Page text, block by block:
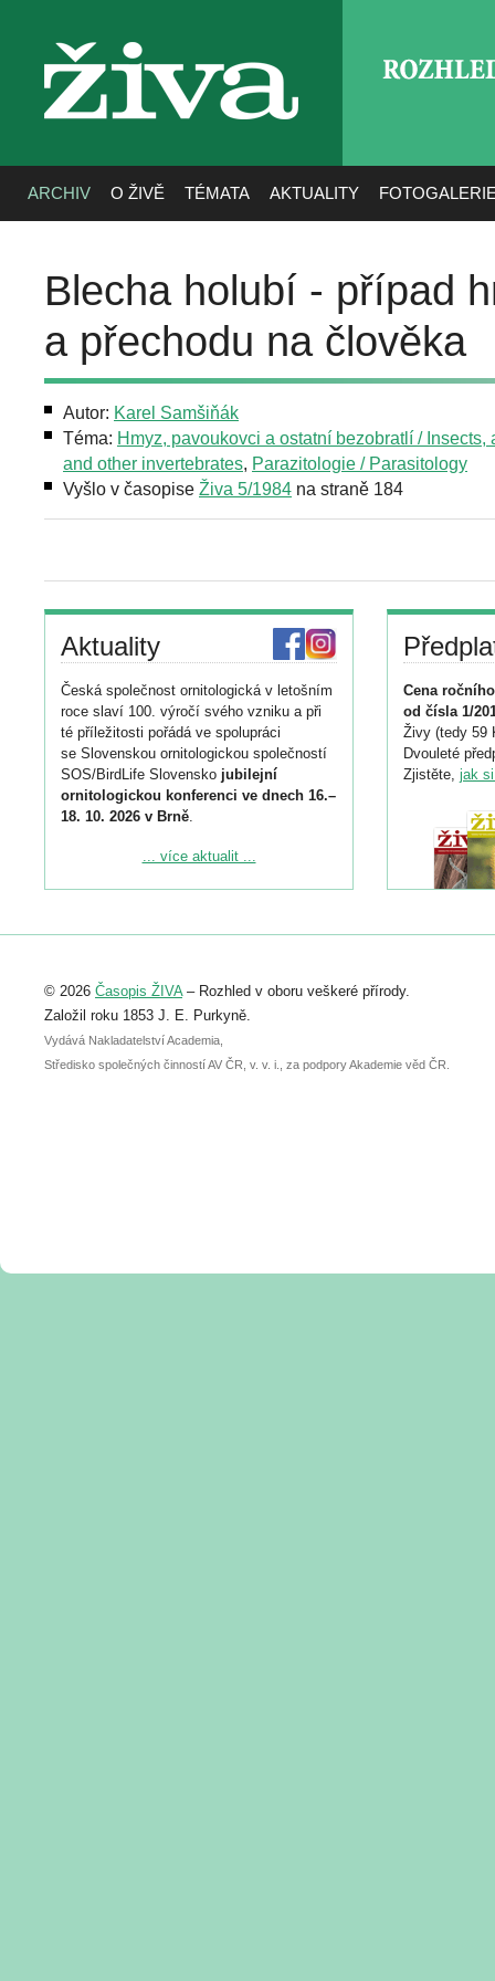
živa
ARCHIV O ŽIVĚ TÉMATA AKTUALITY
Blecha holubí - případ
a přechodu na člověka
Autor: Karel Samšiňák
Téma: Hmyz, pavoukovci a ostatní bezobratlí / Insects,
and other invertebrates, Parazitologie / Parasitology
Vyšlo v časopise Živa 5/1984 na straně 184
Aktuality
Česká společnost ornitologická v letošním
roce slaví 100. výročí svého vzniku a při
té příležitosti pořádá ve spolupráci
se Slovenskou ornitologickou společností
SOS/BirdLife Slovensko jubilejní
ornitologickou konferenci ve dnech 16.–
18. 10. 2026 v Brně.
Podrobnější informace ke konferenci
Registrovat se můžete do 6. září.
abstraktu přihlášené přednášky nebo
posteru je už 30. června.
... více aktualit ...
Cena
od čísla 1/
Živy (tedy 59
Dvouleté
Zjistěte, jak
© 2026 Časopis ŽIVA– Rozhled v oboru veškeré přírody.
Založil roku 1853 J. E. Purkyně.
Vydává Nakladatelství Academia,
Středisko společných činností AV ČR, v. v. i., za podpory Akademie věd ČR.